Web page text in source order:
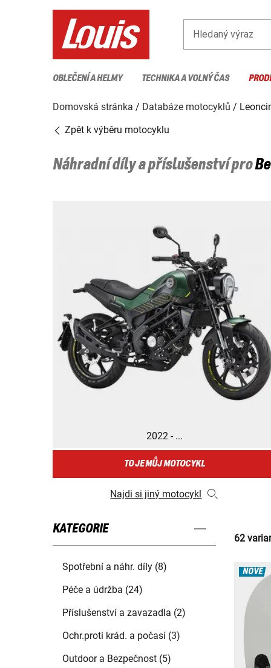
Hledaný výraz
OBLEČENÍ A HELMY TECHNIKA A VOLNÝ ČAS
Domovská stránka Databáze motocyklů
Zpět k výběru motocyklu
Náhradní díly a příslušenství pro
2022 - ...
TO JE MŮJ MOTOCYKL
Najdi si jiný motocykl
KATEGORIE
Spotřební a náhr. díly (8)
Péče a údržba (24)
Příslušenství a zavazadla (2)
Ochr.proti krád. a počasí (3)
Outdoor a Bezpečnost (5)
62
NOVÉ